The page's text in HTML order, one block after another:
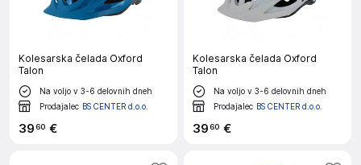
Kolesarska čelada Oxford
Talon
Na voljo v 3-6 delovnih dneh
Prodajalec BS CENTER d.o.o.
3960 €
Kolesarska čelada Oxford
Talon
Na voljo v 3-6 delovnih dneh
Prodajalec BS CENTER d.o.o.
3960 €